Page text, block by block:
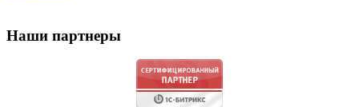
Наши партнеры